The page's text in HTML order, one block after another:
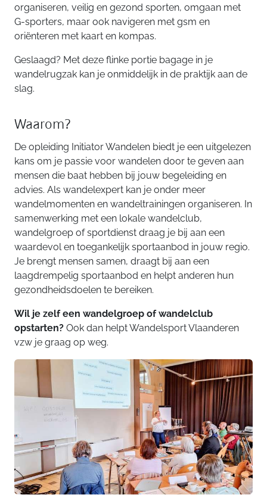
organiseren, veilig en gezond sporten, omgaan met
G-sporters, maar ook navigeren met gsm en
oriënteren met kaart en kompas.
Geslaagd? Met deze flinke portie bagage in je
wandelrugzak kan je onmiddelijk in de praktijk aan de
slag.
Waarom?
De opleiding Initiator Wandelen biedt je een uitgelezen
kans om je passie voor wandelen door te geven aan
mensen die baat hebben bij jouw begeleiding en
advies. Als wandelexpert kan je onder meer
wandelmomenten en wandeltrainingen organiseren. In
samenwerking met een lokale wandelclub,
wandelgroep of sportdienst draag je bij aan een
waardevol en toegankelijk sportaanbod in jouw regio.
Je brengt mensen samen, draagt bij aan een
laagdrempelig sportaanbod en helpt anderen hun
gezondheidsdoelen te bereiken.
Wil je zelf een wandelgroep of wandelclub
opstarten? Ook dan helpt Wandelsport Vlaanderen
vzw je graag op weg.